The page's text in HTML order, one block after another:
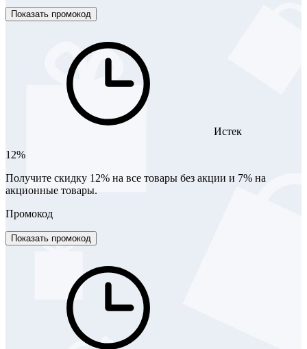
Показать промокод
Истек
12%
Получите скидку 12% на все товары без акции и 7% на
акционные товары.
Промокод
Показать промокод